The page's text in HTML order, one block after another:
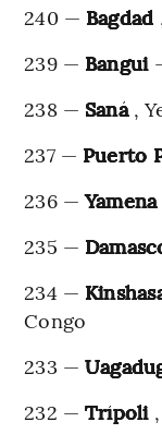
240 — Bagdad
239 — Bangui
238 — Saná,
237 — Puerto
236 —Yamena
235 —
234 —
Congo
233 —
232 — Trípoli,